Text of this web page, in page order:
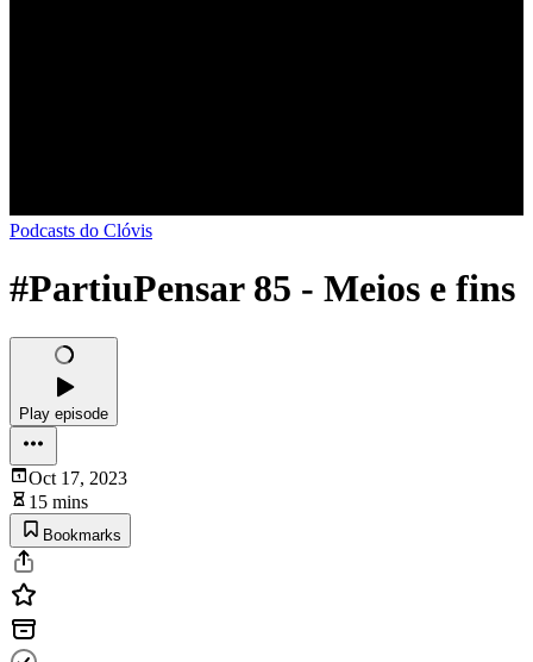
Podcasts do Clóvis
#PartiuPensar 85 - Meios e fins
Play episode
Oct 17, 2023
15 mins
Bookmarks